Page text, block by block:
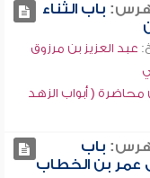
باب الثناء
عبد العزيز بن مرزوق
( أبواب الزهد
باب
عمر بن الخطاب